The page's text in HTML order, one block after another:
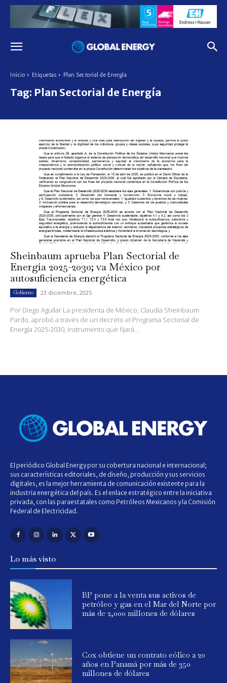
Inicio Etiquetas Plan Sectorial de Energía
Tag: Plan Sectorial de Energía
Sheinbaum aprueba Plan Sectorial de
Energía 2025-2030; va México por
autosuficiencia energética
Gobierno 23 diciembre, 2025
Por Diego Aguilar La presidenta de México, Claudia Sheinbaum
Pardo, aprobó a través de un decreto el Programa Sectorial de
Energía 2025-2030, instrumento que fijará...
El periódico Global Energy por su cobertura nacional e internacional;
sus características editoriales, de diseño, producción y sus servicios
digitales, es la mejor herramienta de comunicación existente para la
industria energética del país. Es el enlace estratégico entre la iniciativa
privada, con las paraestatales como Petróleos Mexicanos y la Comisión
Federal de Electricidad.
Lo más visto
BP pone a la venta sus activos de
petróleo y gas en el Mar del Norte por
más de 2,000 millones de dólares
Cox obtiene un contrato eólico a 20
años en Panamá por más de 350
millones de dólares